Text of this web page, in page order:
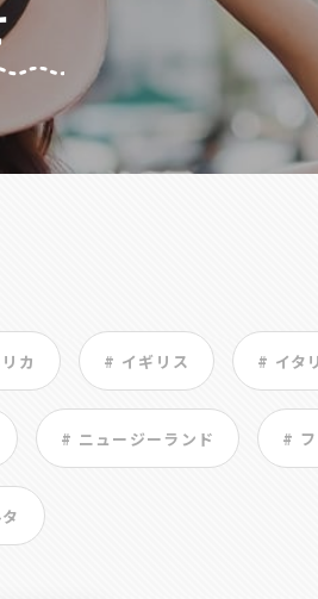
カ # イギリス # イタ
# ニュージーランド #